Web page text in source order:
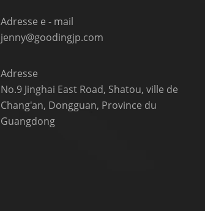
Adresse e - mail
jenny@goodingjp.com
Adresse
No.9 Jinghai East Road, Shatou, ville de
Chang'an, Dongguan, Province du
Guangdong